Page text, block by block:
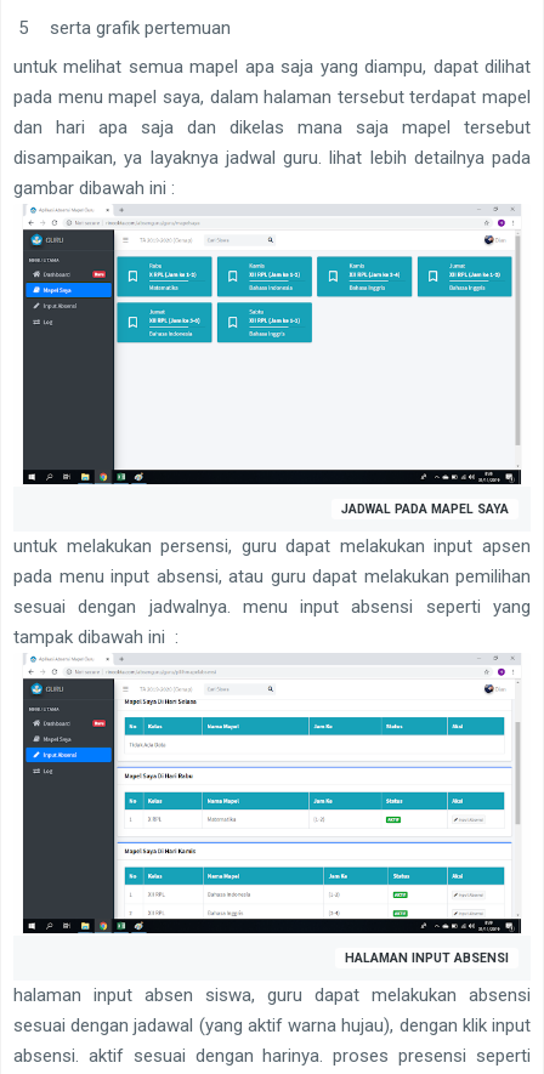
serta grafik pertemuan
untuk melihat semua mapel apa saja yang diampu, dapat dilihat
pada menu mapel saya, dalam halaman tersebut terdapat mapel
dan hari apa saja dan dikelas mana saja mapel tersebut
disampaikan, ya layaknya jadwal guru. lihat lebih detailnya pada
gambar dibawah ini :
JADWAL PADA MAPEL SAYA
untuk melakukan persensi, guru dapat melakukan input apsen
pada menu input absensi, atau guru dapat melakukan pemilihan
sesuai dengan jadwalnya. menu input absensi seperti yang
tampak dibawah ini :
HALAMAN INPUT ABSENSI
halaman input absen siswa, guru dapat melakukan absensi
sesuai dengan jadawal (yang aktif warna hujau), dengan klik input
absensi. aktif sesuai dengan harinya. proses presensi seperti